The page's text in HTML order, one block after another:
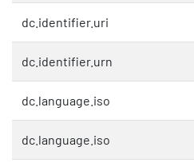
dc.identifier.uri
dc.identifier.urn
dc.language.iso
dc.language.iso